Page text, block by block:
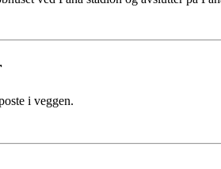
i veggen.